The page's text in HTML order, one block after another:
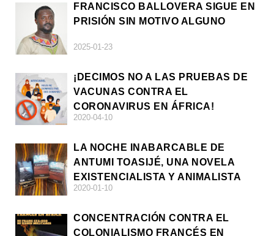
FRANCISCO BALLOVERA SIGUE EN
PRISIÓN SIN MOTIVO ALGUNO
2025-01-23
¡DECIMOS NO A LAS PRUEBAS DE
VACUNAS CONTRA EL
CORONAVIRUS EN ÁFRICA!
2020-04-10
LA NOCHE INABARCABLE DE
ANTUMI TOASIJÉ, UNA NOVELA
EXISTENCIALISTA Y ANIMALISTA
2020-01-10
CONCENTRACIÓN CONTRA EL
COLONIALISMO FRANCÉS EN